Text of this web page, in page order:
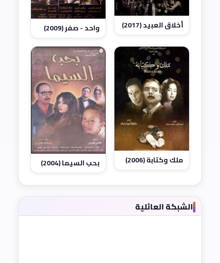
أخلاق العبيد (2017) واحد - صفر (2009)
ملك وكتابة (2006) بحب السيما (2004)
الشبكة العائلية